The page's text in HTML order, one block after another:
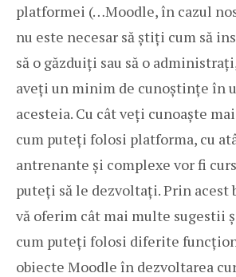
platformei (…Moodle, în cazul
nu este necesar să știți cum să
să o găzduiți sau să o
aveți un minim de cunoștințe în
acesteia. Cu cât veți cunoaște
cum puteți folosi platforma, cu
antrenante și complexe vor fi
puteți să le dezvoltați. Prin acest
vă oferim cât mai multe sugestii
cum puteți folosi diferite
obiecte Moodle în dezvoltarea